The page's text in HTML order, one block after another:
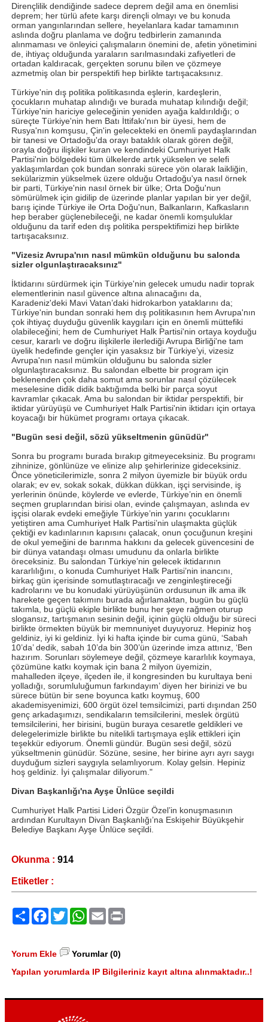
Dirençlilik dendiğinde sadece deprem değil ama en önemlisi
deprem; her türlü afete karşı dirençli olmayı ve bu konuda
orman yangınlarından sellere, heyelanlara kadar tamamının
aslında doğru planlama ve doğru tedbirlerin zamanında
alınmaması ve önleyici çalışmaların önemini de, afetin yönetimini
de, ihtiyaç olduğunda yaraların sarılmasındaki zafiyetleri de
ortadan kaldıracak, gerçekten sorunu bilen ve çözmeye
azmetmiş olan bir perspektifi hep birlikte tartışacaksınız.
Türkiye'nin dış politika politikasında eşlerin, kardeşlerin,
çocukların muhatap alındığı ve burada muhatap kılındığı değil;
Türkiye'nin hariciye geleceğinin yeniden ayağa kaldırıldığı; o
süreçte Türkiye'nin hem Batı İttifakı'nın bir üyesi, hem de
Rusya'nın komşusu, Çin'in gelecekteki en önemli paydaşlarından
bir tanesi ve Ortadoğu'da orayı bataklık olarak gören değil,
orayla doğru ilişkiler kuran ve kendindeki Cumhuriyet Halk
Partisi'nin bölgedeki tüm ülkelerde artık yükselen ve selefi
yaklaşımlardan çok bundan sonraki sürece yön olarak laikliğin,
sekülarizmin yükselmek üzere olduğu Ortadoğu'ya nasıl örnek
bir parti, Türkiye'nin nasıl örnek bir ülke; Orta Doğu'nun
sömürülmek için gidilip de üzerinde planlar yapılan bir yer değil,
barış içinde Türkiye ile Orta Doğu'nun, Balkanların, Kafkasların
hep beraber güçlenebileceği, ne kadar önemli komşuluklar
olduğunu da tarif eden dış politika perspektifimizi hep birlikte
tartışacaksınız.
"Vizesiz Avrupa'nın nasıl mümkün olduğunu bu salonda
sizler olgunlaştıracaksınız"
İktidarını sürdürmek için Türkiye'nin gelecek umudu nadir toprak
elementlerinin nasıl güvence altına alınacağını da,
Karadeniz'deki Mavi Vatan’daki hidrokarbon yataklarını da;
Türkiye'nin bundan sonraki hem dış politikasının hem Avrupa'nın
çok ihtiyaç duyduğu güvenlik kaygıları için en önemli müttefiki
olabileceğini; hem de Cumhuriyet Halk Partisi'nin ortaya koyduğu
cesur, kararlı ve doğru ilişkilerle ilerlediği Avrupa Birliği'ne tam
üyelik hedefinde gençler için yasaksız bir Türkiye’yi, vizesiz
Avrupa'nın nasıl mümkün olduğunu bu salonda sizler
olgunlaştıracaksınız. Bu salondan elbette bir program için
beklenenden çok daha somut ama sorunlar nasıl çözülecek
meselesine didik didik baktığımda belki bir parça soyut
kavramlar çıkacak. Ama bu salondan bir iktidar perspektifi, bir
iktidar yürüyüşü ve Cumhuriyet Halk Partisi'nin iktidarı için ortaya
koyacağı bir hükümet programı ortaya çıkacak.
"Bugün sesi değil, sözü yükseltmenin günüdür"
Sonra bu programı burada bırakıp gitmeyeceksiniz. Bu programı
zihninize, gönlünüze ve elinize alıp şehirlerinize gideceksiniz.
Önce yöneticilerimizle, sonra 2 milyon üyemizle bir büyük ordu
olarak; ev ev, sokak sokak, dükkan dükkan, işçi servisinde, iş
yerlerinin önünde, köylerde ve evlerde, Türkiye’nin en önemli
seçmen gruplarından birisi olan, evinde çalışmayan, aslında ev
işçisi olarak evdeki emeğiyle Türkiye’nin yarını çocuklarını
yetiştiren ama Cumhuriyet Halk Partisi’nin ulaşmakta güçlük
çektiği ev kadınlarının kapısını çalacak, onun çocuğunun kreşini
de okul yemeğini de barınma hakkını da gelecek güvencesini de
bir dünya vatandaşı olması umudunu da onlarla birlikte
öreceksiniz. Bu salondan Türkiye’nin gelecek iktidarının
kararlılığını, o konuda Cumhuriyet Halk Partisi’nin inancını,
birkaç gün içerisinde somutlaştıracağı ve zenginleştireceği
kadrolarını ve bu konudaki yürüyüşünün ordusunun ilk ama ilk
harekete geçen takımını burada ağırlamaktan, bugün bu güçlü
takımla, bu güçlü ekiple birlikte bunu her şeye rağmen oturup
slogansız, tartışmanın sesinin değil, içinin güçlü olduğu bir süreci
birlikte örmekten büyük bir memnuniyet duyuyoruz. Hepiniz hoş
geldiniz, iyi ki geldiniz. İyi ki hafta içinde bir cuma günü, ‘Sabah
10’da’ dedik, sabah 10’da bin 300’ün üzerinde imza attınız, ‘Ben
hazırım. Sorunları söylemeye değil, çözmeye kararlılık koymaya,
çözümüne katkı koymak için bana 2 milyon üyemizin,
mahalleden ilçeye, ilçeden ile, il kongresinden bu kurultaya beni
yolladığı, sorumluluğumun farkındayım’ diyen her birinizi ve bu
sürece bütün bir sene boyunca katkı koymuş, 600
akademisyenimizi, 600 örgüt özel temsilcimizi, parti dışından 250
genç arkadaşımızı, sendikaların temsilcilerini, meslek örgütü
temsilcilerini, her birisini, bugün buraya cesaretle geldikleri ve
delegelerimizle birlikte bu nitelikli tartışmaya eşlik ettikleri için
teşekkür ediyorum. Önemli gündür. Bugün sesi değil, sözü
yükseltmenin günüdür. Sözüne, sesine, her birine ayrı ayrı saygı
duyduğum sizleri saygıyla selamlıyorum. Kolay gelsin. Hepiniz
hoş geldiniz. İyi çalışmalar diliyorum."
Divan Başkanlığı'na Ayşe Ünlüce seçildi
Cumhuriyet Halk Partisi Lideri Özgür Özel’in konuşmasının
ardından Kurultayın Divan Başkanlığı’na Eskişehir Büyükşehir
Belediye Başkanı Ayşe Ünlüce seçildi.
Okunma : 914
Etiketler :
PaylaşFacebook
TwitterWhatsApp
Email
Yorum Ekle
Yorumlar (0)
Yapılan yorumlarda IP Bilgileriniz kayıt altına alınmaktadır..!